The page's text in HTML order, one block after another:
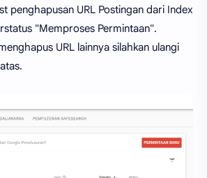
penghapusan URL Postingan dari Index
"Memproses Permintaan".
URL lainnya silahkan ulangi